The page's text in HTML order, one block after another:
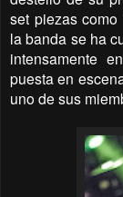
set piezas
la banda se ha
intensamente
puesta en
uno de sus